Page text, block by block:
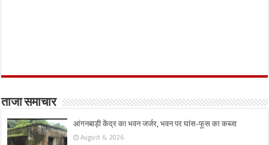
ताजा समाचार
आंगनबाड़ी केंद्र का भवन जर्जर, भवन पर घांस-फूस का कब्जा
August 6, 2026